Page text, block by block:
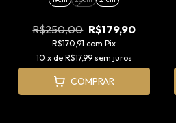
R$250,00 R$179,90
R$170,91 com Pix
10 x de R$17,99 sem juros
COMPRAR